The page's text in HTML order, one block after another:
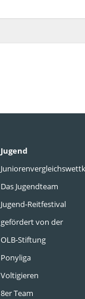
Jugend
Das Jugendteam
Jugend-Reitfestival
gefördert von der
OLB-Stiftung
Ponyliga
Voltigieren
8er Team